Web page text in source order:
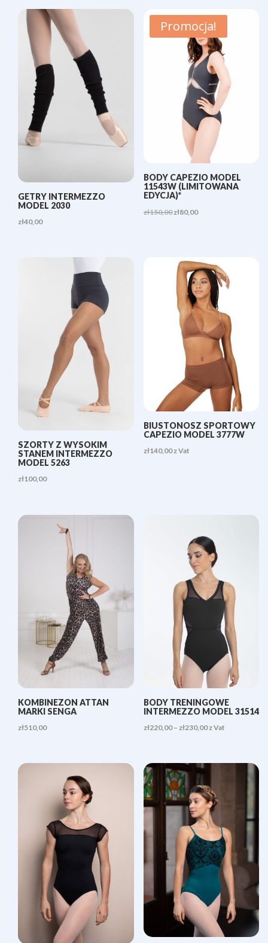
do
zł50,00
GETRY INTERMEZZO
MODEL 2030
zł40,00
Promocja!
BODY CAPEZIO MODEL
11543W (LIMITOWANA
EDYCJA)*
zł150,00Pierwotna
zł80,00Aktualna
SZORTY Z WYSOKIM
STANEM INTERMEZZO
MODEL 5263
zł100,00
BIUSTONOSZ SPORTOWY
CAPEZIO MODEL 3777W
zł140,00 z Vat
KOMBINEZON ATTAN
MARKI SENGA
zł510,00
BODY TRENINGOWE
INTERMEZZO MODEL 31514
zł220,00 – zł230,00Zakres
do
zł230,00
z Vat